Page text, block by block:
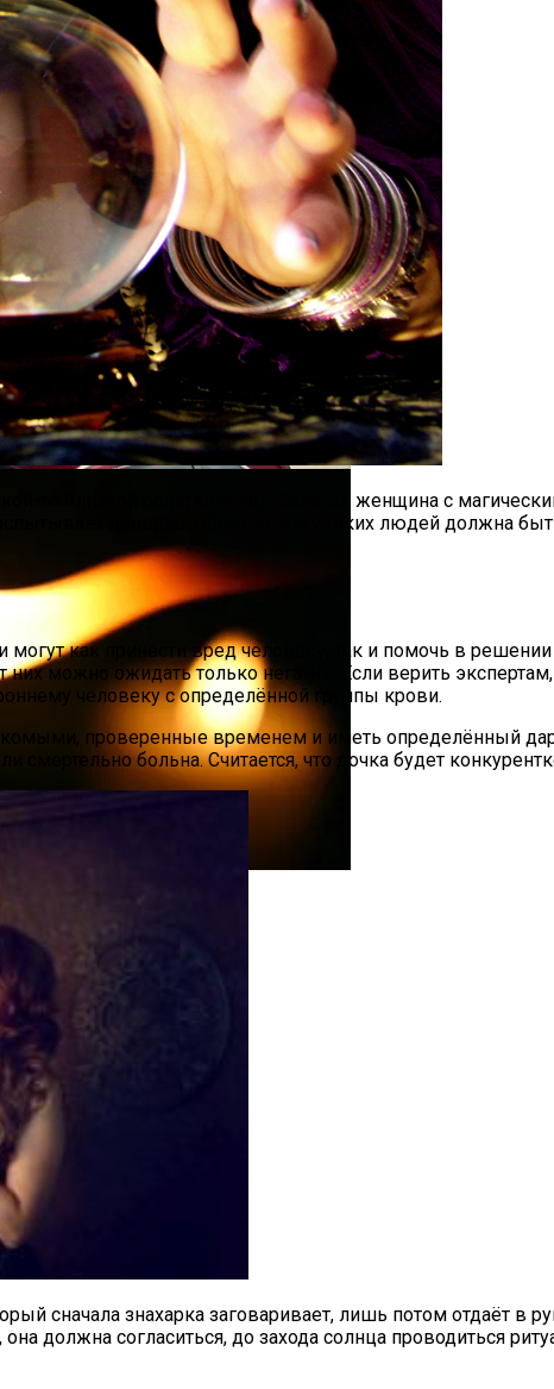
Benz GLE
CX-90: Неужели Только Для США?
Сентября 2023 Года
И Как Живому Откупиться От Мертвого
то близкой родственнице. Если же женщина с
доверие. Обязательно у таких людей должна
как принести вред человеку, так и помочь в
можно ожидать только негатив. Если верить
человеку с определённой группы крови.
проверенные временем и иметь определённый
смертельно больна. Считается, что дочка будет
сначала знахарка заговаривает, лишь потом отдаёт в
должна согласиться, до захода солнца проводиться